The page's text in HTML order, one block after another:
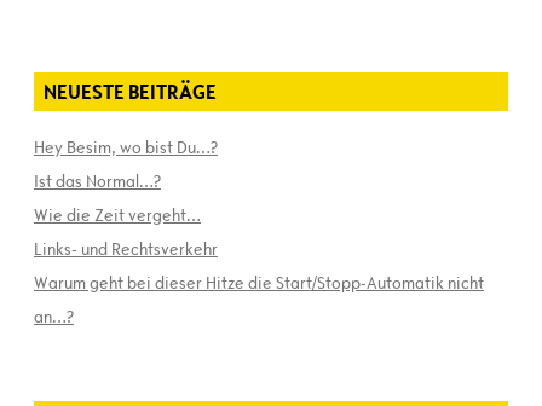
NEUESTE BEITRÄGE
Hey Besim, wo bist Du…?
Ist das Normal…?
Wie die Zeit vergeht…
Links- und Rechtsverkehr
Warum geht bei dieser Hitze die Start/Stopp-Automatik nicht
an…?